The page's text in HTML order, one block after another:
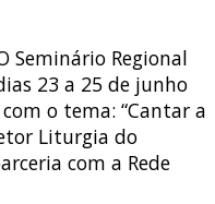
Seminário Regional
23 a 25 de junho
o tema: “Cantar a
Liturgia do
com a Rede